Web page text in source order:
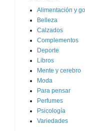
Alimentación y
Belleza
Calzados
Complementos
Deporte
Libros
Mente y cerebro
Moda
Para pensar
Perfumes
Psicología
Variedades